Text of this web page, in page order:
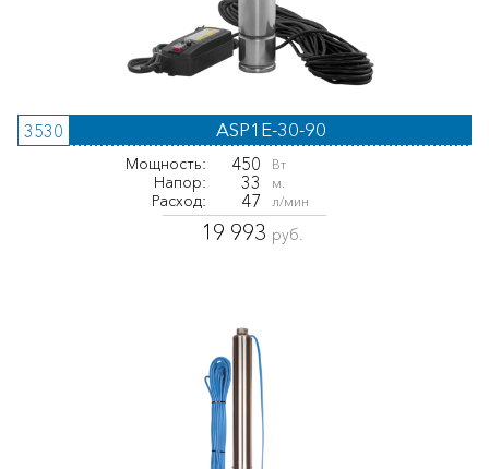
3530 ASP1E-30-90
Мощность: 450 Вт
Напор: 33 м.
Расход: 47 л/мин
19 993 руб.